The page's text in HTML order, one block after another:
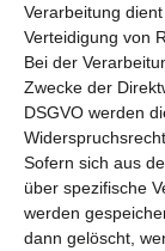
Verarbeitung
Verteidigung von
Bei der
Zwecke der
DSGVO werden
Sofern sich aus
über spezifische
werden
dann gelöscht,